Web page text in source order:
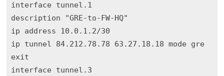
interface tunnel.1
description "GRE-to-FW-HQ"
ip address 10.0.1.2/30
ip tunnel 84.212.78.78 63.27.18.18 mode gre
exit
interface tunnel.3